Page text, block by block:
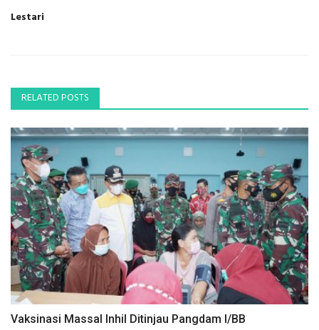
Lestari
RELATED POSTS
Vaksinasi Massal Inhil Ditinjau Pangdam I/BB